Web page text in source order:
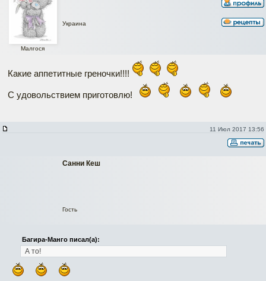
Малгося
Украина
Какие аппетитные греночки!!!!
С удовольствием приготовлю!
11 Июл 2017 13:56
Санни Кеш
Гость
Багира-Манго писал(а):
А то!